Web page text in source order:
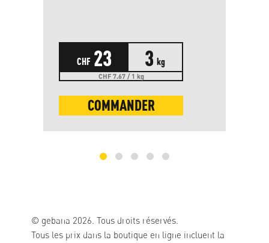
CHF 23 3 kg
CHF 7.67 / 1 kg
COMMANDER
© gebana 2026. Tous droits réservés.
Tous les prix dans la boutique en ligne incluent la